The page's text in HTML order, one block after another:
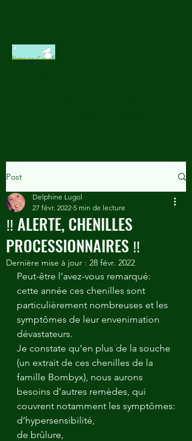
Post
‼️ ALERTE, CHENILLES
PROCESSIONNAIRES ‼️
Delphine Lugol
27 févr. 2022 5 min de lecture
Dernière mise à jour : 28 févr. 2022
Peut-être l’avez-vous remarqué:
cette année ces chenilles sont
particulièrement nombreuses et les
symptômes de leur envenimation
dévastateurs.
Je constate qu’en plus de la souche
(un extrait de ces chenilles de la
famille Bombyx), nous aurons
besoins d’autres remèdes, qui
couvrent notamment les symptômes:
d’hypersensibilité,
de brûlure,